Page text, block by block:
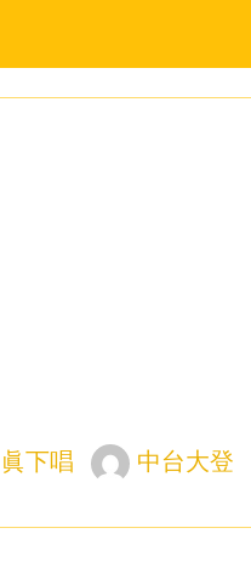
眞下唱 中台大登